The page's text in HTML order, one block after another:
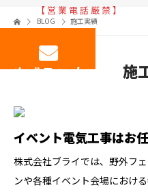
【 営 業 電 話 厳 禁 】
メールフォーム
BLOG 施工実績
施
イベント電気工事はお
株式会社ブライでは、野外フ
ンや各種イベント会場におけ